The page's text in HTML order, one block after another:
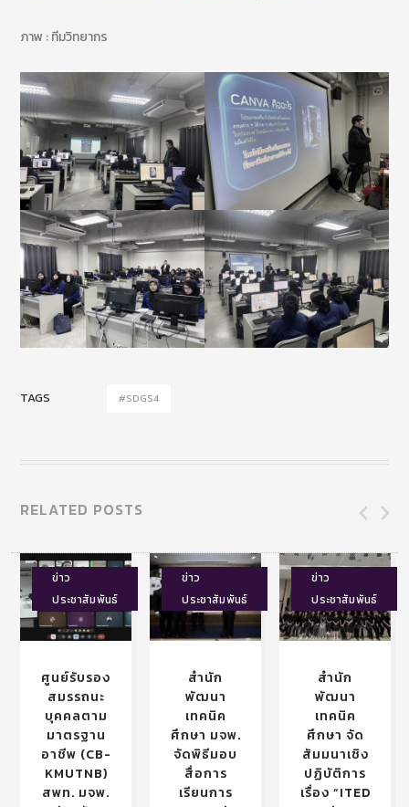
ภาพ : ทีมวิทยากร
TAGS #SDGS4
RELATED POSTS
ข่าว
ประชาสัมพันธ์
ศูนย์รับรอง
สมรรถนะ
บุคคลตาม
มาตรฐาน
อาชีพ (CB-
KMUTNB)
สพท. มจพ.
ข่าว
ประชาสัมพันธ์
สำนัก
พัฒนา
เทคนิค
ศึกษา มจพ.
จัดพิธีมอบ
สื่อการ
เรียนการ
ข่าว
ประชาสัมพันธ์
สำนัก
พัฒนา
เทคนิค
ศึกษา จัด
สัมมนาเชิง
ปฏิบัติการ
เรื่อง “ITED